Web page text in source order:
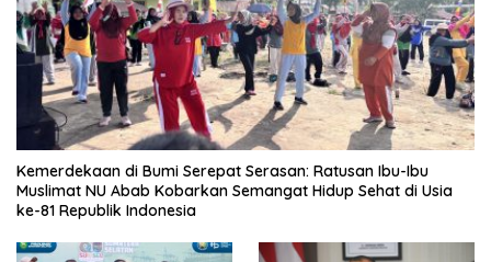
Kemerdekaan di Bumi Serepat Serasan: Ratusan Ibu-Ibu
Muslimat NU Abab Kobarkan Semangat Hidup Sehat di Usia
ke-81 Republik Indonesia